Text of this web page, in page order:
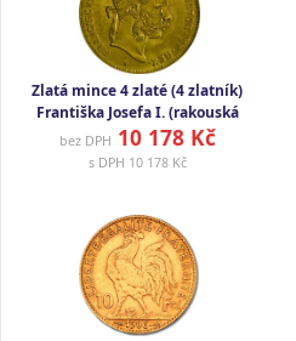
Zlatá mince 4 zlaté (4 zlatník)
Františka Josefa I. (rakouská
ražba)
bez DPH 10 178 Kč
s DPH 10 178 Kč